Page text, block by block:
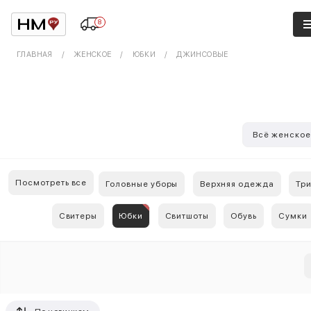
8
ГЛАВНАЯ ЖЕНСКОЕ ЮБКИ ДЖИНСОВЫЕ
Всё женское
Посмотреть все Головные уборы Верхняя одежда
Свитеры Юбки Свитшоты Обувь Сумки